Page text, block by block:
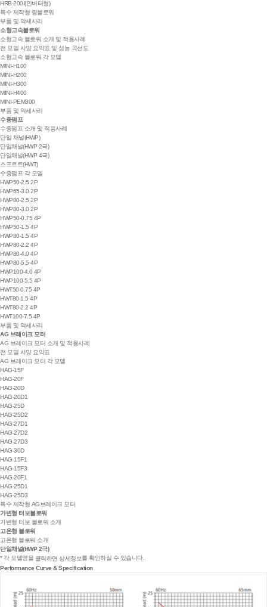
HRB-200I(인버터형)
특수 제작형 링블로워
부품 및 악세사리
소형고속블로워
소형고속 블로워 소개 및 적용사례
전 모델 사양 요약표 및 성능 곡선도
소형고속 블로워 각 모델
MINI-H100
MINI-H200
MINI-H300
MINI-H400
MINI-PEM300
부품 및 악세사리
수중펌프
수중펌프 소개 및 적용사례
단일 채널(HWP)
단일채널(HWP 2극)
단일채널(HWP 4극)
스프르트(HWT)
수중펌프 각 모델
HWP50-2.5 2P
HWP65-3.0 2P
HWP80-2.5 2P
HWP80-3.0 2P
HWP50-0.75 4P
HWP50-1.5 4P
HWP80-1.5 4P
HWP80-2.2 4P
HWP80-4.0 4P
HWP80-5.5 4P
HWP100-4.0 4P
HWP100-5.5 4P
HWT50-0.75 4P
HWT80-1.5 4P
HWT80-2.2 4P
HWT100-7.5 4P
부품 및 악세사리
AG 브레이크 모터
AG 브레이크 모터 소개 및 적용사례
전 모델 사양 요약표
AG 브레이크 모터 각 모델
HAG-15F
HAG-20F
HAG-20D
HAG-20D1
HAG-25D
HAG-25D2
HAG-27D1
HAG-27D2
HAG-27D3
HAG-30D
HAG-15F1
HAG-15F3
HAG-20F1
HAG-25D1
HAG-25D3
특수 제작형 AG브레이크 모터
가변형 터보블로워
가변형 터보 블로워 소개
고온형 블로워
고온형 블로워 소개
단일채널(HWP 2극)
* 각 모델명을 클릭하면 상세정보를 확인하실 수 있습니다.
Performance Curve & Specification